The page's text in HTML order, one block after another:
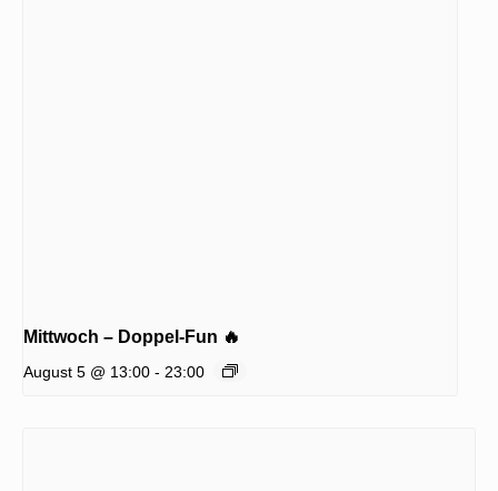
Mittwoch – Doppel-Fun 🔥
August 5 @ 13:00 - 23:00